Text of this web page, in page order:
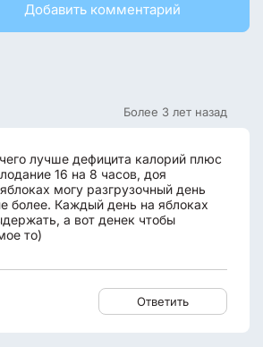
Добавить комментарий
Более 3 лет назад
лучше дефицита калорий плюс
16 на 8 часов, доя
могу разгрузочный день
более. Каждый день на яблоках
а вот денек чтобы
то)
Ответить